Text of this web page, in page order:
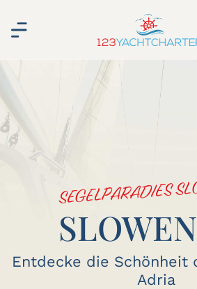
SEGELPARADIES
Entdecke die Schönheit
Adria